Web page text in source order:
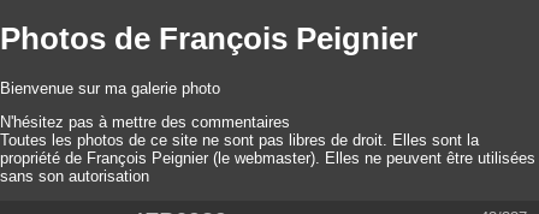
Photos de François Peignier
Bienvenue sur ma galerie photo
N'hésitez pas à mettre des commentaires
Toutes les photos de ce site ne sont pas libres de droit. Elles sont la
propriété de François Peignier (le webmaster). Elles ne peuvent être utilisées
sans son autorisation